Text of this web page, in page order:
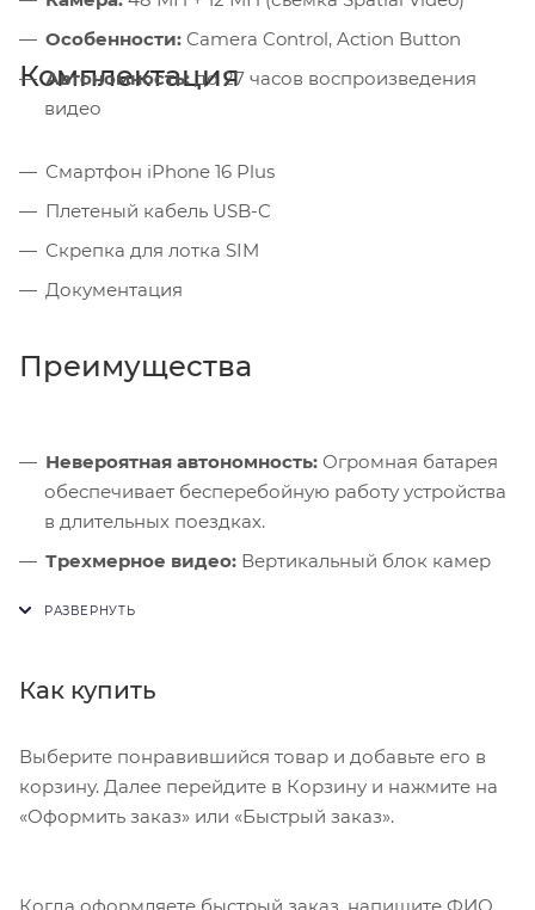
Особенности: Camera Control, Action Button
Автономность:до 27 часов воспроизведения
видео
Комплектация
Смартфон iPhone 16 Plus
Плетеный кабель USB-C
Скрепка для лотка SIM
Документация
Преимущества
Невероятная автономность: Огромная батарея
обеспечивает бесперебойную работу устройства
в длительных поездках.
Трехмерное видео: Вертикальный блок камер
пространства.
настраивается на запуск перевода речи,
Как купить
Выберите понравившийся товар и добавьте его в
корзину. Далее перейдите в Корзину и нажмите на
«Оформить заказ» или «Быстрый заказ».